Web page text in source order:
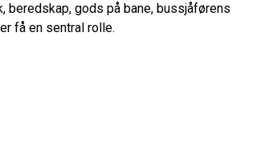
gods på bane, bussjåførens
få en sentral rolle.